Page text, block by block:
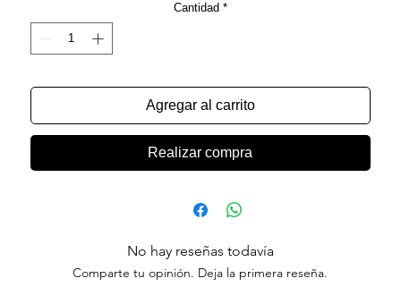
Cantidad *
Agregar al carrito
Realizar compra
No hay reseñas todavía
Comparte tu opinión. Deja la primera reseña.